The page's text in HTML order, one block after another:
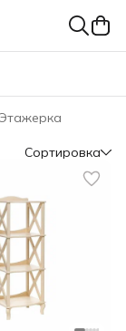
Этажерка
Сортировка